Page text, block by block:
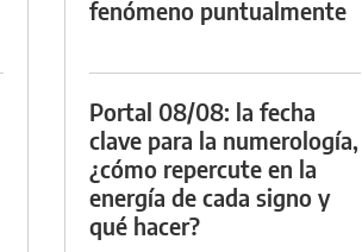
fenómeno puntualmente
Portal 08/08: la fecha
clave para la numerología,
¿cómo repercute en la
energía de cada signo y
qué hacer?